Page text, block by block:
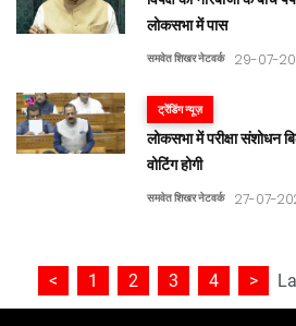
लोकसभा में पास
समवेत शिखर नेटवर्क 29-07-
ट्रेंडिंग न्यूज़
लोकसभा में परीक्षा संशोधन
वोटिंग होगी
समवेत शिखर नेटवर्क 27-07-
< 1 2 3 4 >